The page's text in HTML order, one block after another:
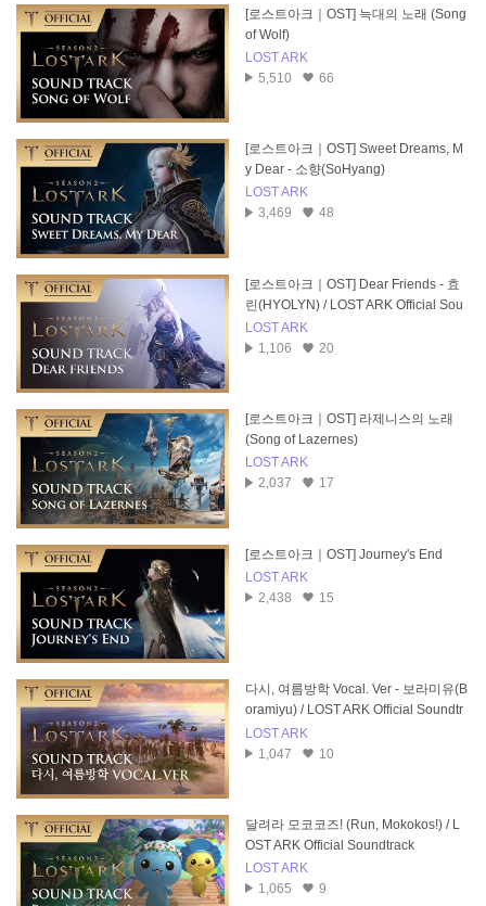
[로스트아크｜OST] 늑대의 노래 (Song
of Wolf)
LOST ARK
5,510
66
[로스트아크｜OST] Sweet Dreams, M
y Dear - 소향(SoHyang)
LOST ARK
3,469
48
[로스트아크｜OST] Dear Friends - 효
린(HYOLYN) / LOST ARK Official Sou
ndtrack
LOST ARK
1,106
20
[로스트아크｜OST] 라제니스의 노래
(Song of Lazernes)
LOST ARK
2,037
17
[로스트아크｜OST] Journey's End
LOST ARK
2,438
15
다시, 여름방학 Vocal. Ver - 보라미유(B
oramiyu) / LOST ARK Official Soundtr
ack
LOST ARK
1,047
10
달려라 모코코즈! (Run, Mokokos!) / L
OST ARK Official Soundtrack
LOST ARK
1,065
9